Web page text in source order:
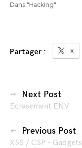
Dans "Hacking"
Partager : X
Navigation
des
articles
Next Post
Ecrasement ENV
Previous Post
XSS / CSP – Gadgets